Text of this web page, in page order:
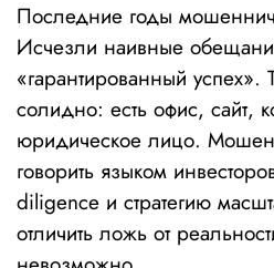
Последние годы
Исчезли наивные
«гарантированный успех».
солидно: есть офис, сайт,
юридическое лицо.
говорить языком
diligence и стратегию
отличить ложь от